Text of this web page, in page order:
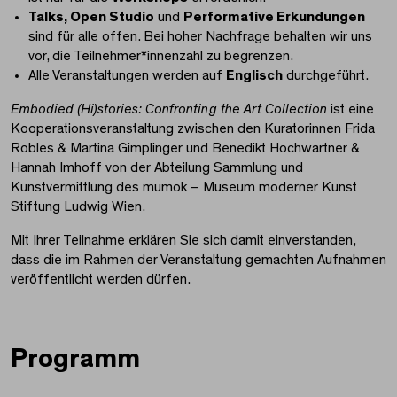
Talks, Open Studio und Performative Erkundungen
sind für alle offen. Bei hoher Nachfrage behalten wir uns
vor, die Teilnehmer*innenzahl zu begrenzen.
Alle Veranstaltungen werden auf Englisch durchgeführt.
Embodied (Hi)stories: Confronting the Art Collection ist eine
Kooperationsveranstaltung zwischen den Kuratorinnen Frida
Robles & Martina Gimplinger und Benedikt Hochwartner &
Hannah Imhoff von der Abteilung Sammlung und
Kunstvermittlung des mumok – Museum moderner Kunst
Stiftung Ludwig Wien.
Mit Ihrer Teilnahme erklären Sie sich damit einverstanden,
dass die im Rahmen der Veranstaltung gemachten Aufnahmen
veröffentlicht werden dürfen.
Programm